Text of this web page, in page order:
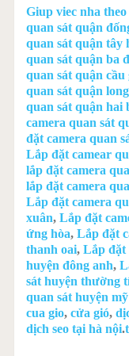
Giup viec nha theo
quan sát quận
quan sát quận tây
quan sát quận ba
quan sát quận cầu
quan sát quận
quan sát quận hai
camera quan sát
đặt camera quan
Lắp đặt camear
lắp đặt camera
lắp đặt camera
Lắp đặt camera
xuân, Lắp đặt
ứng hòa, Lắp đặt
thanh oai, Lắp đặt
huyện đông anh,
sát huyện thường
quan sát huyện
cua gio, cửa gió,
dịch seo tại hà nội.